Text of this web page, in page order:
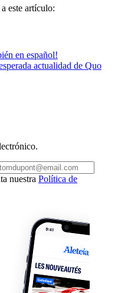
este artículo:
en español!
actualidad de Quo
nuestra Política de